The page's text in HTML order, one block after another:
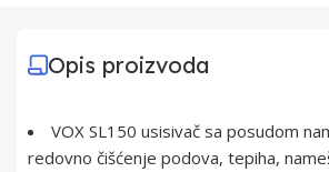
Opis proizvoda
VOX SL150 usisivač sa posudom
redovno čišćenje podova, tepiha,